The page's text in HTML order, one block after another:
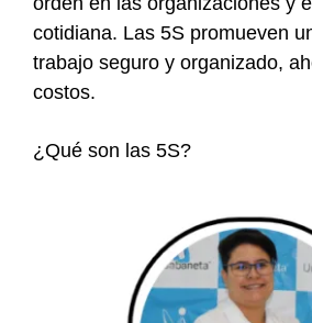
cotidiana. Las 5S promueven
trabajo seguro y organizado,
costos.
¿Qué son las 5S?